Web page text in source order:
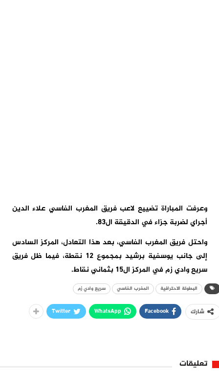
وعرفت المباراة تضييع لاعب فريق المغرب الفاسي علاء الدين
أجراي لضربة جزاء في الدقيقة ال83.
واحتل فريق المغرب الفاسي، بعد هذا التعادل، المركز السادس
إلى جانب يوسفية برشيد بمجموع 12 نقطة، فيما ظل فريق
سريع وادي زم في المركز ال15 بثماني نقاط.
البطولة الاحترافية المغرب الفاسي سريع وادي زم
شارك Facebook
WhatsApp
Twitter
تعليقات